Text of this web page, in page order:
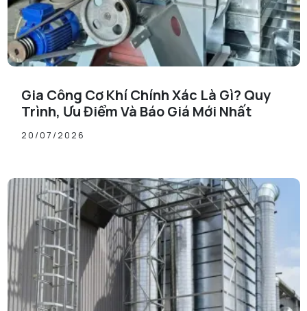
Gia Công Cơ Khí Chính Xác Là Gì? Quy
Trình, Ưu Điểm Và Báo Giá Mới Nhất
20/07/2026